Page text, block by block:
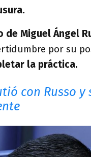
de Miguel Ángel
por su
la práctica.
con Russo y